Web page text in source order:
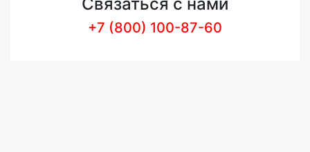
Связаться с нами
+7 (800) 100-87-60